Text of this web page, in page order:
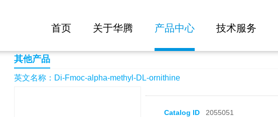
首页 关于华腾 产品中心 技术服务
Di-Fmoc-alpha-methyl-DL-ornithine
其他产品
英文名称：Di-Fmoc-alpha-methyl-DL-ornithine
Catalog ID 2055051